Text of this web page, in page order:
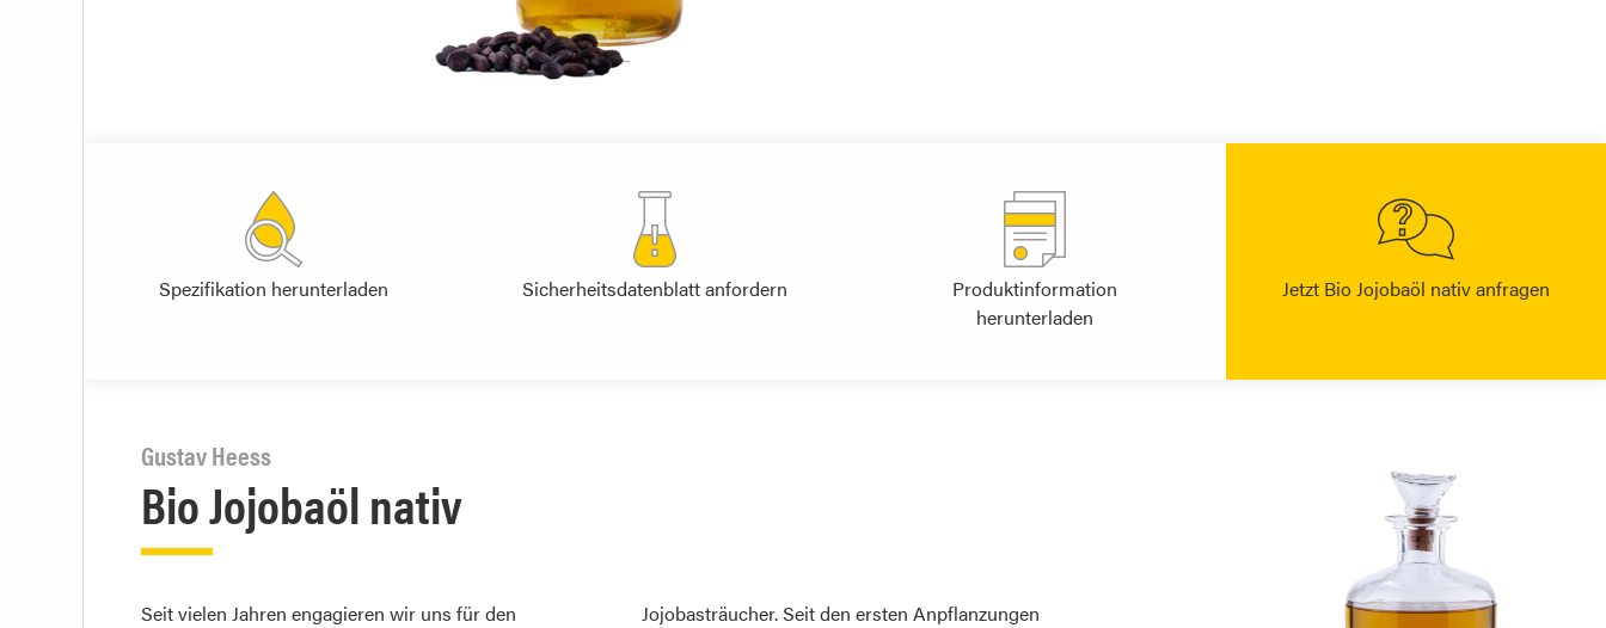
Jetzt Bio Jojobaöl nativ anfragen
Produktinformation
herunterladen
Sicherheitsdatenblatt anfordern
Spezifikation herunterladen
Bio Jojobaöl nativ
Gustav Heess
Seit vielen Jahren engagieren wir uns für den
Jojobasträucher. Seit den ersten Anpflanzungen